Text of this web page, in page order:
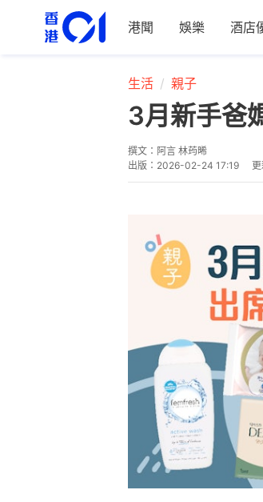
港聞 娛樂 酒店
生活 親子
3月新手爸
撰文： 阿言 林荺晞
出版： 2026-02-24 17:19 更